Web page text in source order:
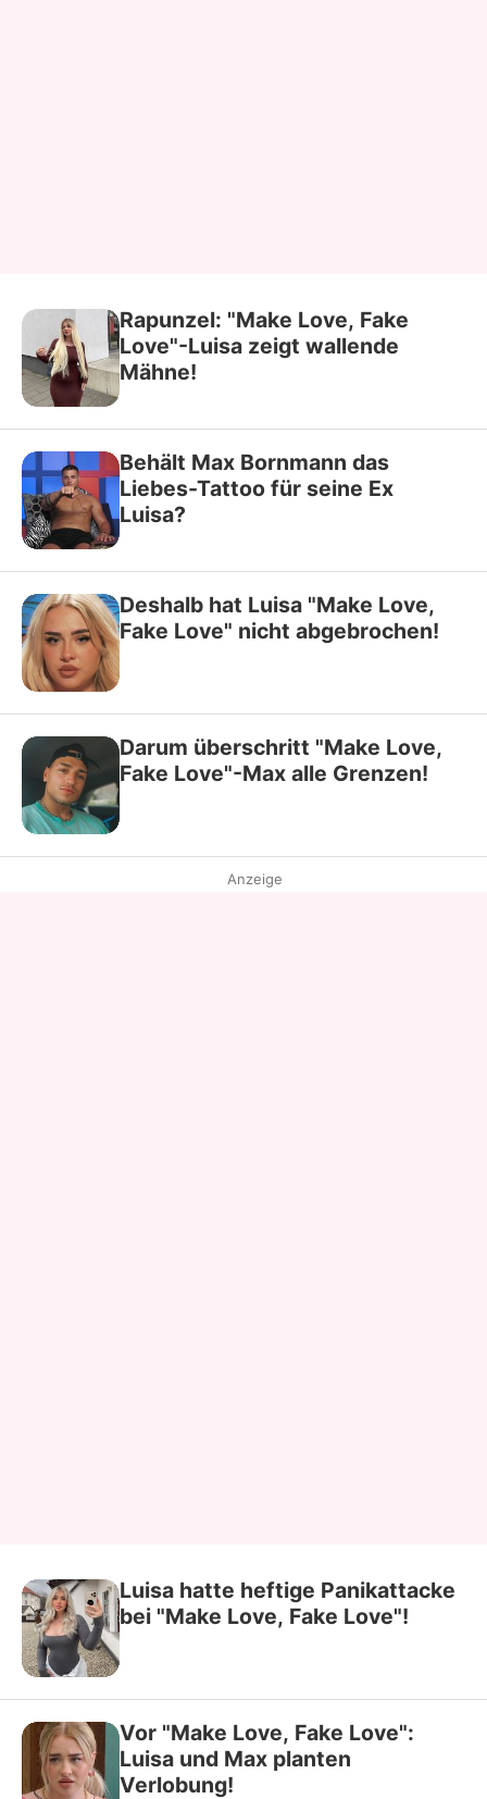
Rapunzel: "Make Love, Fake
Love"-Luisa zeigt wallende
Mähne!
Behält Max Bornmann das
Liebes-Tattoo für seine Ex
Luisa?
Deshalb hat Luisa "Make Love,
Fake Love" nicht abgebrochen!
Darum überschritt "Make Love,
Fake Love"-Max alle Grenzen!
Anzeige
Luisa hatte heftige Panikattacke
bei "Make Love, Fake Love"!
Vor "Make Love, Fake Love":
Luisa und Max planten
Verlobung!